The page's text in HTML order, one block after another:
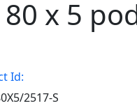
x 5
Id:
2517-S